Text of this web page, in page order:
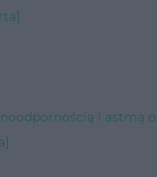
i astmą